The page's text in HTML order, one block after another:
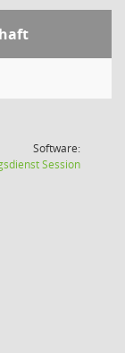
Software:
Session(Wird in